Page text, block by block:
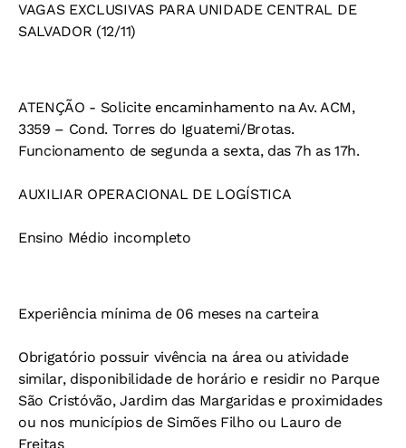
VAGAS EXCLUSIVAS PARA UNIDADE CENTRAL DE
SALVADOR (12/11)
ATENÇÃO - Solicite encaminhamento na Av. ACM,
3359 – Cond. Torres do Iguatemi/Brotas.
Funcionamento de segunda a sexta, das 7h as 17h.
AUXILIAR OPERACIONAL DE LOGÍSTICA
Ensino Médio incompleto
Experiência mínima de 06 meses na carteira
Obrigatório possuir vivência na área ou atividade
similar, disponibilidade de horário e residir no Parque
São Cristóvão, Jardim das Margaridas e proximidades
ou nos municípios de Simões Filho ou Lauro de
Freitas